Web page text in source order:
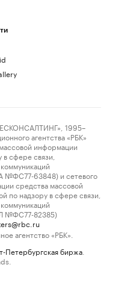
1995–
агентства «РБК»
информации
сфере связи,
№ФС77-63848) и сетевого
средства массовой
по надзору в сфере связи,
№ФС77-82385)
агентство «РБК».
Петербургская биржа